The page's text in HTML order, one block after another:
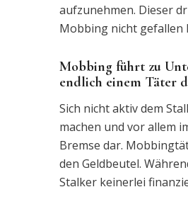
aufzunehmen. Dieser
Mobbing nicht gefallen
Mobbing führt zu
endlich einem Täter
Sich nicht aktiv dem
machen und vor allem
Bremse dar.
den Geldbeutel.
Stalker keinerlei